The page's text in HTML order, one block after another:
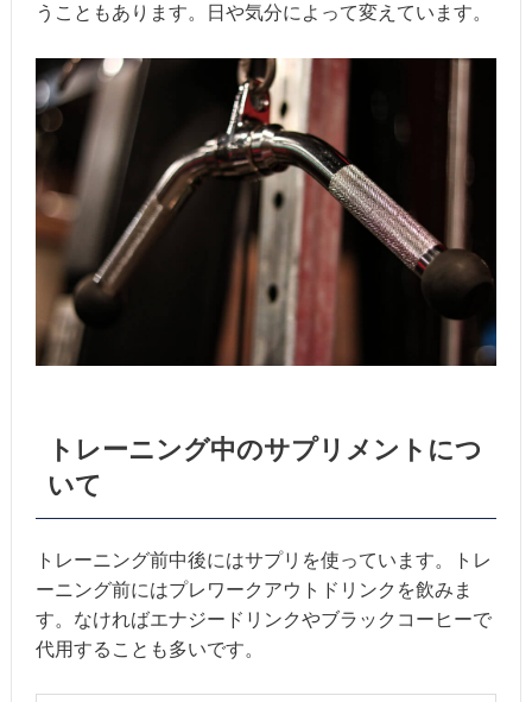
うこともあります。日や気分によって変えています。
トレーニング中のサプリメントにつ
いて
トレーニング前中後にはサプリを使っています。トレ
ーニング前にはプレワークアウトドリンクを飲みま
す。なければエナジードリンクやブラックコーヒーで
代用することも多いです。